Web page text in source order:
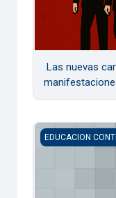
Las nuevas
Diplomado en
EDUCACION